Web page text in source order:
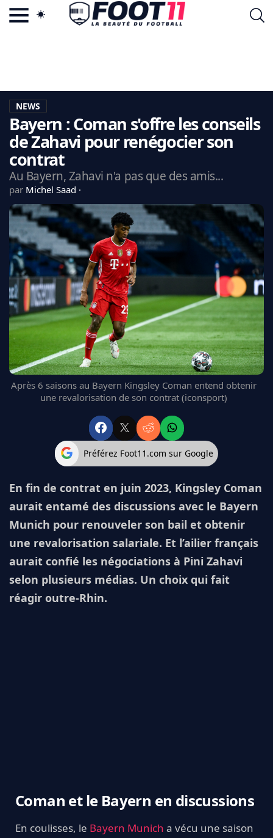
LA CHARTE
VIE PRIVÉE
CGU
CONTACTEZ-NOUS
CDM 2026
EDF
PSG
LIGUE 1
REAL MADRID
FC BARCELONE
MANCHESTER UNITED
CHELSEA
ARSENAL
L'AVIS DE LA RÉDAC'
NEWS
Bayern : Coman s'offre les conseils
de Zahavi pour renégocier son
contrat
Au Bayern, Zahavi n'a pas que des amis...
par Michel Saad
Après 6 saisons au Bayern Kingsley Coman entend obtenir
une revalorisation de son contrat (iconsport)
Préférez Foot11.com sur Google
En fin de contrat en juin 2023, Kingsley Coman
aurait entamé des discussions avec le Bayern
Munich pour renouveler son bail et obtenir
une revalorisation salariale. Et l’ailier français
aurait confié les négociations à Pini Zahavi
selon plusieurs médias. Un choix qui fait
réagir outre-Rhin.
Coman et le Bayern en discussions
En coulisses, le Bayern Munich a vécu une saison